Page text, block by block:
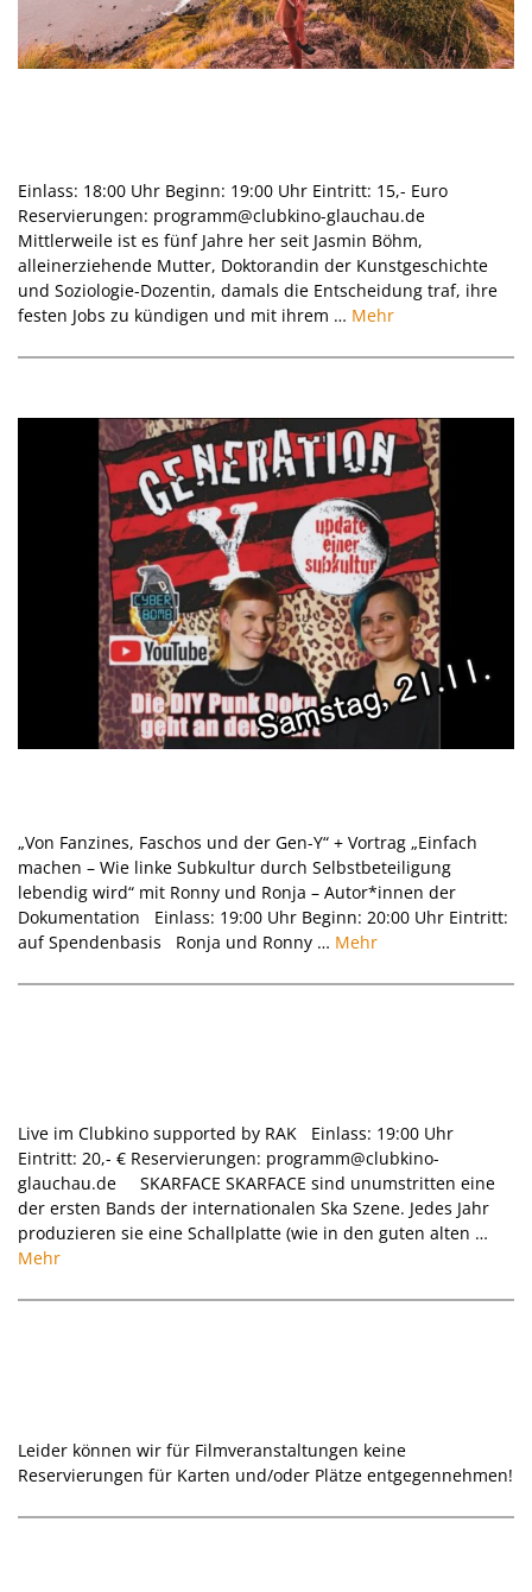
Einlass: 18:00 Uhr Beginn: 19:00 Uhr Eintritt: 15,- Euro
Reservierungen: programm@clubkino-glauchau.de
Mittlerweile ist es fünf Jahre her seit Jasmin Böhm,
alleinerziehende Mutter, Doktorandin der Kunstgeschichte
und Soziologie-Dozentin, damals die Entscheidung traf, ihre
festen Jobs zu kündigen und mit ihrem … Mehr
„Von Fanzines, Faschos und der Gen-Y“ + Vortrag „Einfach
machen – Wie linke Subkultur durch Selbstbeteiligung
lebendig wird“ mit Ronny und Ronja – Autor*innen der
Dokumentation Einlass: 19:00 Uhr Beginn: 20:00 Uhr Eintritt:
auf Spendenbasis Ronja und Ronny … Mehr
Live im Clubkino supported by RAK Einlass: 19:00 Uhr
Eintritt: 20,- € Reservierungen: programm@clubkino-
glauchau.de SKARFACE SKARFACE sind unumstritten eine
der ersten Bands der internationalen Ska Szene. Jedes Jahr
produzieren sie eine Schallplatte (wie in den guten alten …
Mehr
Leider können wir für Filmveranstaltungen keine
Reservierungen für Karten und/oder Plätze entgegennehmen!